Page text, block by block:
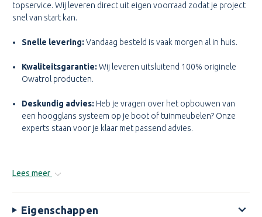
topservice. Wij leveren direct uit eigen voorraad zodat je project
snel van start kan.
Snelle levering: Vandaag besteld is vaak morgen al in huis.
Kwaliteitsgarantie: Wij leveren uitsluitend 100% originele
Owatrol producten.
Deskundig advies: Heb je vragen over het opbouwen van
een hoogglans systeem op je boot of tuinmeubelen? Onze
experts staan voor je klaar met passend advies.
Lees meer
Eigenschappen